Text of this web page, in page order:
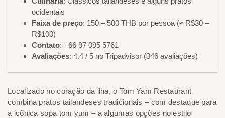
ocidentais
Faixa de preço: 150 – 500 THB por pessoa (≈ R$30 –
R$100)
Contato: +66 97 095 5761
Avaliações: 4.4 / 5 no Tripadvisor (346 avaliações)
Localizado no coração da ilha, o Tom Yam Restaurant
combina pratos tailandeses tradicionais – com destaque para
a icônica sopa tom yum – a algumas opções no estilo